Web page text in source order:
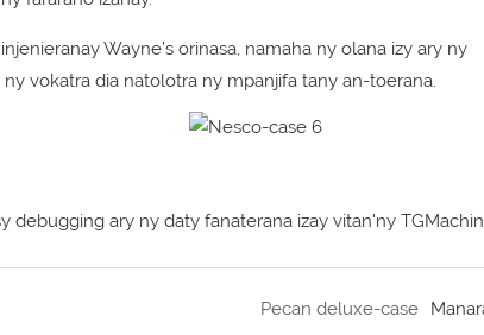
Wayne’s orinasa, namaha ny olana izy ary ny
vokatra dia natolotra ny mpanjifa tany an-toerana.
ary ny daty fanaterana izay vitan'ny
Pecan deluxe-case